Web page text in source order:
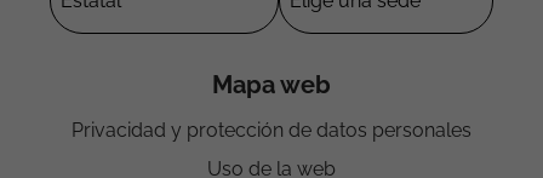
Mapa web
Privacidad y protección de datos personales
Uso de la web